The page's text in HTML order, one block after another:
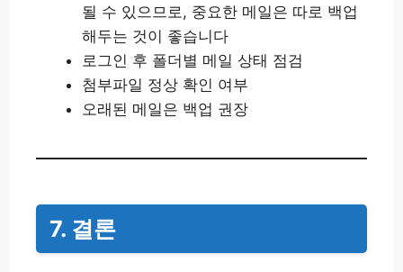
될 수 있으므로, 중요한 메일은 따로 백업
해두는 것이 좋습니다
로그인 후 폴더별 메일 상태 점검
첨부파일 정상 확인 여부
오래된 메일은 백업 권장
7. 결론